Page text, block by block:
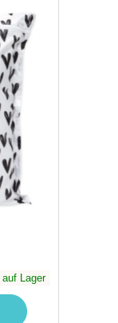
auf Lager